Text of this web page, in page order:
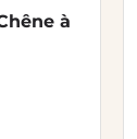
à